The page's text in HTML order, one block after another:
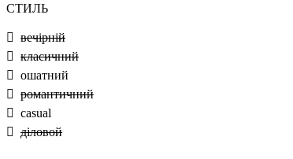
СТИЛЬ
вечірній
класичний
ошатний
романтичний
casual
діловой